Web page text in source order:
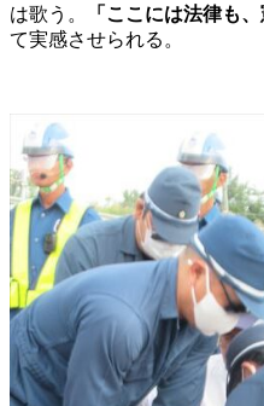
は歌う。
「ここには法律も
て実感させられる。